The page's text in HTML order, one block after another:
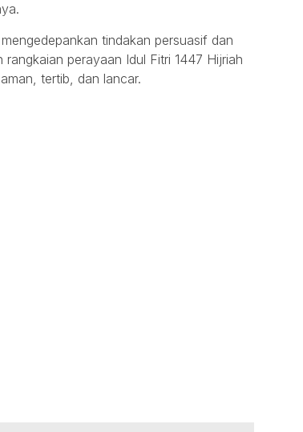
tindakan persuasif dan
perayaan Idul Fitri 1447 Hijriah
tertib, dan lancar.